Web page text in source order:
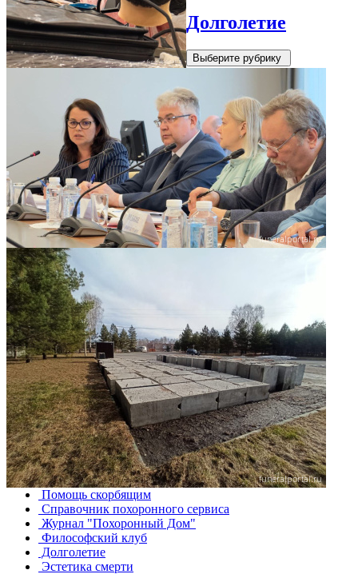
Долголетие
Выберите рубрику
Помощь скорбящим
Справочник похоронного сервиса
Журнал "Похоронный Дом"
Философский клуб
Долголетие
Эстетика смерти